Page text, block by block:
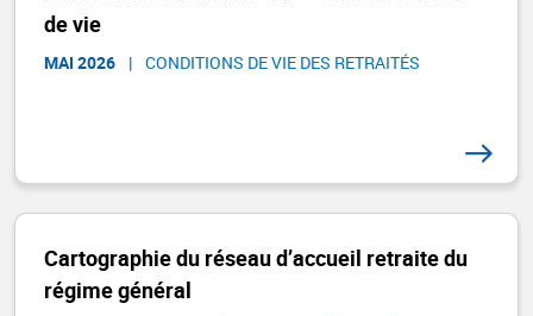
de vie
MAI 2026 | CONDITIONS DE VIE DES RETRAITÉS
Cartographie du réseau d’accueil retraite du
régime général